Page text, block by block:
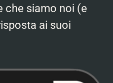
che siamo noi (e
ai suoi